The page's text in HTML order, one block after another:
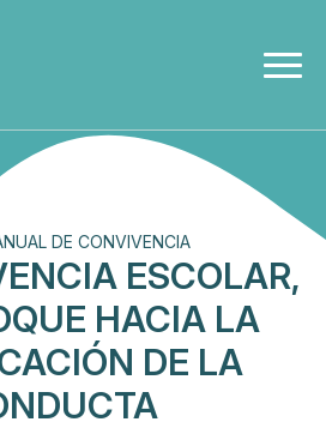
DE CONVIVENCIA
ESCOLAR,
HACIA LA
DE LA